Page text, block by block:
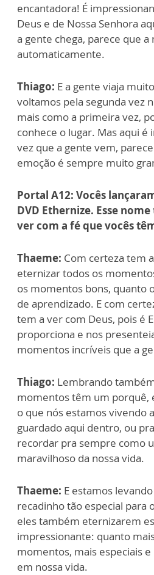
encantadora! É
Deus e de Nossa Senhora
a gente chega, parece que
automaticamente.
Thiago: E a gente viaja
voltamos pela segunda vez
mais como a primeira vez,
conhece o lugar. Mas aqui
vez que a gente vem,
emoção é sempre muito
Portal A12: Vocês
DVD Ethernize. Esse
ver com a fé que vocês
Thaeme: Com certeza tem
eternizar todos os
os momentos bons, quanto
de aprendizado. E com
tem a ver com Deus, pois é
proporciona e nos
momentos incríveis que a
Thiago: Lembrando
momentos têm um porquê,
o que nós estamos vivendo
guardado aqui dentro, ou
recordar pra sempre como
maravilhoso da nossa vida.
Thaeme: E estamos
recadinho tão especial para
eles também eternizarem
impressionante: quanto
momentos, mais especiais
em nossa vida.